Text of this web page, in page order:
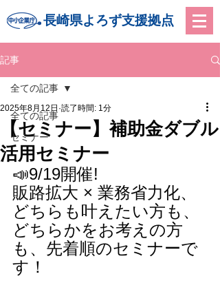
長崎県よろず支援拠点
記事
全ての記事
セミナー
全ての記事
【セミナー】補助金ダブル
活用セミナー
2025年8月12日 読了時間: 1分
📣9/19開催!
販路拡大 × 業務省力化、
どちらも叶えたい方も、
どちらかをお考えの方
も、先着順のセミナーで
す！